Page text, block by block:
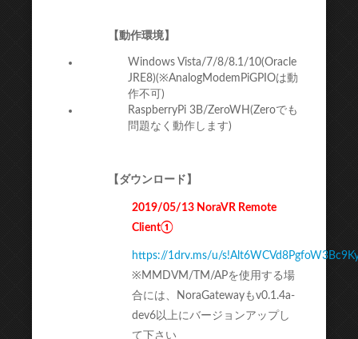
【動作環境】
Windows Vista/7/8/8.1/10(Oracle
JRE8)(※AnalogModemPiGPIOは動
作不可)
RaspberryPi 3B/ZeroWH(Zeroでも
問題なく動作します)
【ダウンロード】
2019/05/13 NoraVR Remote
Client①
https://1drv.ms/u/
※MMDVM/TM/APを使用する場
合には、NoraGatewayもv0.1.4a-
dev6以上にバージョンアップし
て下さい